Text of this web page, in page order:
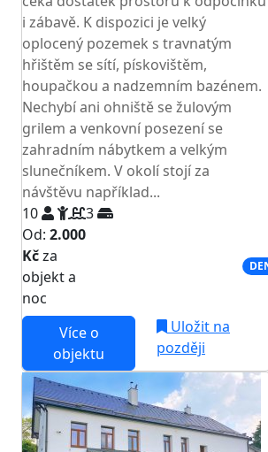
i zábavě. K dispozici je velký
oplocený pozemek s travnatým
hřištěm se sítí, pískovištěm,
houpačkou a nadzemním bazénem.
Nechybí ani ohniště se žulovým
grilem a venkovní posezení se
zahradním nábytkem a velkým
slunečníkem. V okolí stojí za
návštěvu například...
10
3
Od: 2.000
Kčza
objekt a
noc
Více o
objektu
Uložit na
později